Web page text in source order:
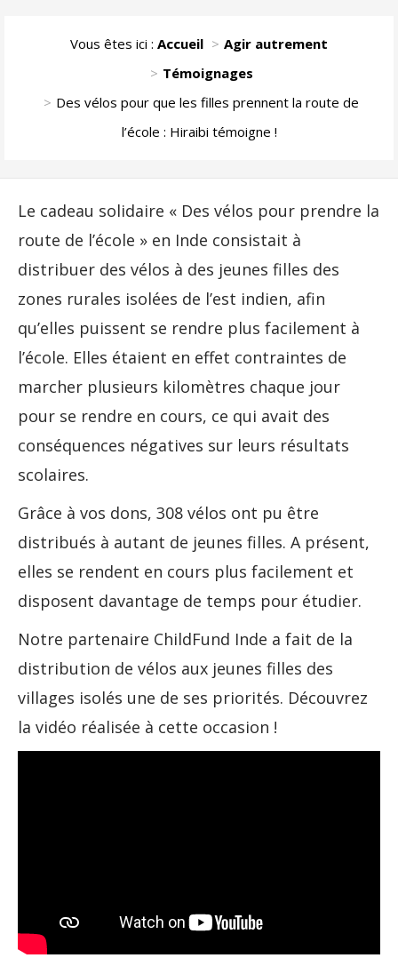
Vous êtes ici : Accueil
Agir autrement
Témoignages
Des vélos pour que les filles prennent la route de
l’école : Hiraibi témoigne !
Le cadeau solidaire « Des vélos pour prendre la
route de l’école » en Inde consistait à
distribuer des vélos à des jeunes filles des
zones rurales isolées de l’est indien, afin
qu’elles puissent se rendre plus facilement à
l’école. Elles étaient en effet contraintes de
marcher plusieurs kilomètres chaque jour
pour se rendre en cours, ce qui avait des
conséquences négatives sur leurs résultats
scolaires.
Grâce à vos dons, 308 vélos ont pu être
distribués à autant de jeunes filles. A présent,
elles se rendent en cours plus facilement et
disposent davantage de temps pour étudier.
Notre partenaire ChildFund Inde a fait de la
distribution de vélos aux jeunes filles des
villages isolés une de ses priorités. Découvrez
la vidéo réalisée à cette occasion !